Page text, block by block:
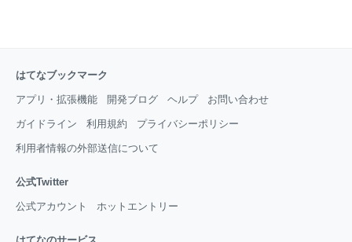
はてなブックマーク
アプリ・拡張機能 開発ブログ ヘルプ お問い合わせ
ガイドライン 利用規約 プライバシーポリシー
利用者情報の外部送信について
公式Twitter
公式アカウント ホットエントリー